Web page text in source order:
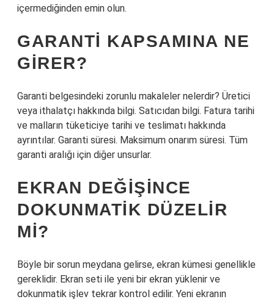
içermediğinden emin olun.
GARANTI KAPSAMINA NE
GIRER?
Garanti belgesindeki zorunlu makaleler nelerdir? Üretici
veya ithalatçı hakkında bilgi. Satıcıdan bilgi. Fatura tarihi
ve malların tüketiciye tarihi ve teslimatı hakkında
ayrıntılar. Garanti süresi. Maksimum onarım süresi. Tüm
garanti aralığı için diğer unsurlar.
EKRAN DEĞIŞINCE
DOKUNMATIK DÜZELIR
MI?
Böyle bir sorun meydana gelirse, ekran kümesi genellikle
gereklidir. Ekran seti ile yeni bir ekran yüklenir ve
dokunmatik işlev tekrar kontrol edilir. Yeni ekranın